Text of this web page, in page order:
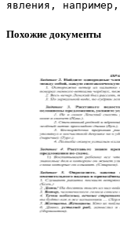
Похожие документы